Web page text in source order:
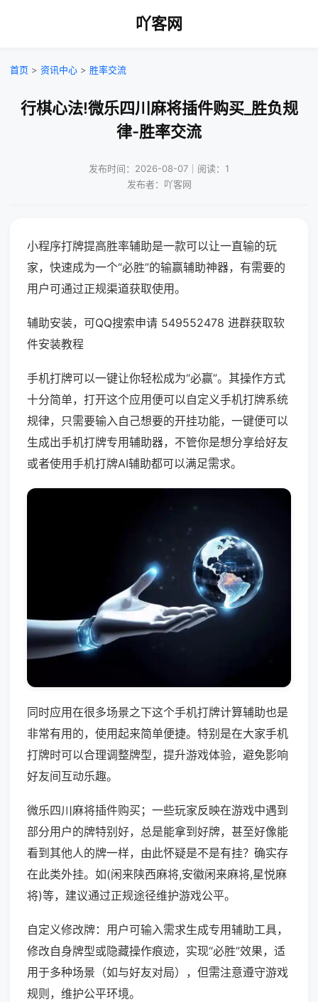
吖客网
首页 > 资讯中心 > 胜率交流
行棋心法!微乐四川麻将插件购买_胜负规
律-胜率交流
发布时间：2026-08-07｜阅读：1
发布者：吖客网
小程序打牌提高胜率辅助是一款可以让一直输的玩
家，快速成为一个“必胜”的输赢辅助神器，有需要的
用户可通过正规渠道获取使用。
辅助安装，可QQ搜索申请 549552478 进群获取软
件安装教程
手机打牌可以一键让你轻松成为“必赢”。其操作方式
十分简单，打开这个应用便可以自定义手机打牌系统
规律，只需要输入自己想要的开挂功能，一键便可以
生成出手机打牌专用辅助器，不管你是想分享给好友
或者使用手机打牌AI辅助都可以满足需求。
同时应用在很多场景之下这个手机打牌计算辅助也是
非常有用的，使用起来简单便捷。特别是在大家手机
打牌时可以合理调整牌型，提升游戏体验，避免影响
好友间互动乐趣。
微乐四川麻将插件购买；一些玩家反映在游戏中遇到
部分用户的牌特别好，总是能拿到好牌，甚至好像能
看到其他人的牌一样，由此怀疑是不是有挂？确实存
在此类外挂。如(闲来陕西麻将,安徽闲来麻将,星悦麻
将)等，建议通过正规途径维护游戏公平。
自定义修改牌：用户可输入需求生成专用辅助工具，
修改自身牌型或隐藏操作痕迹，实现“必胜”效果，适
用于多种场景（如与好友对局），但需注意遵守游戏
规则，维护公平环境。